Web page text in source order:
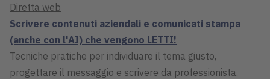
Diretta web
Scrivere contenuti aziendali e comunicati stampa
(anche con l'AI) che vengono LETTI!
Tecniche pratiche per individuare il tema giusto,
progettare il messaggio e scrivere da professionista.